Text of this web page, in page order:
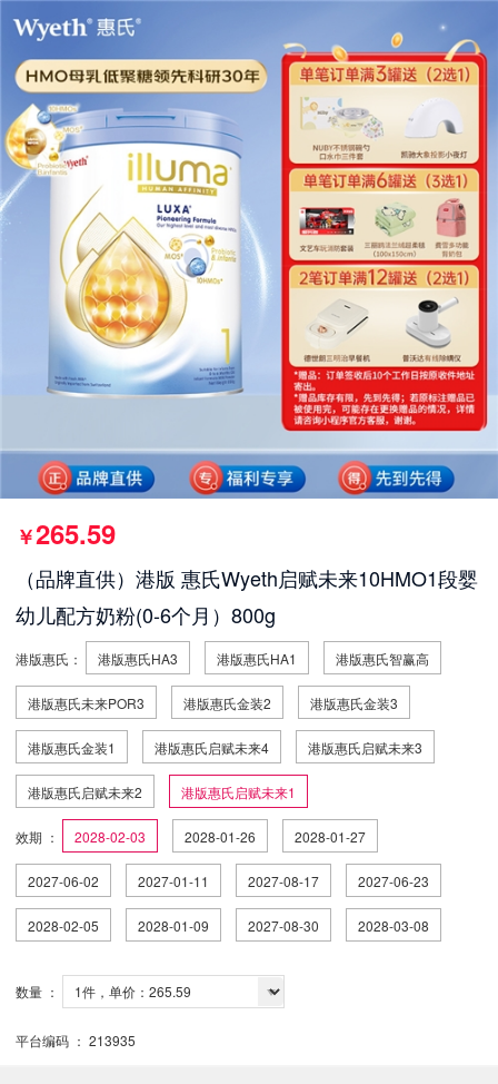
￥265.59
（品牌直供）港版 惠氏Wyeth启赋未来10HMO1段婴
幼儿配方奶粉(0-6个月）800g
港版惠氏： 港版惠氏HA3 港版惠氏HA1 港版惠氏智赢高
港版惠氏未来POR3 港版惠氏金装2 港版惠氏金装3
港版惠氏金装1 港版惠氏启赋未来4 港版惠氏启赋未来3
港版惠氏启赋未来2 港版惠氏启赋未来1
效期 ： 2028-02-03 2028-01-26 2028-01-27
2027-06-02 2027-01-11 2027-08-17 2027-06-23
2028-02-05 2028-01-09 2027-08-30 2028-03-08
数量 ：
平台编码 ： 213935